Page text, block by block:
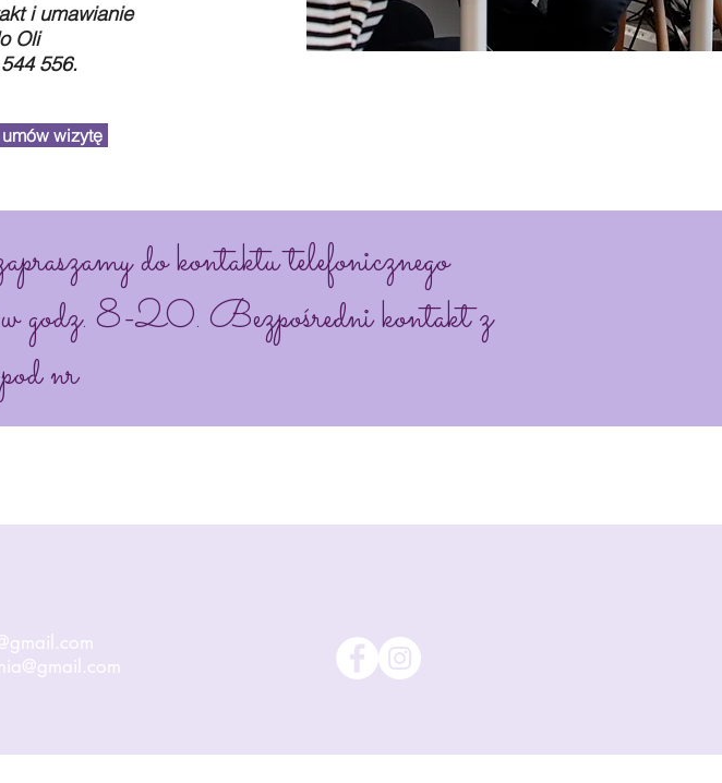
i umawianie
Oli
556.
wizytę
do kontaktu telefonicznego
8-20. Bezpośredni kontakt z
nr